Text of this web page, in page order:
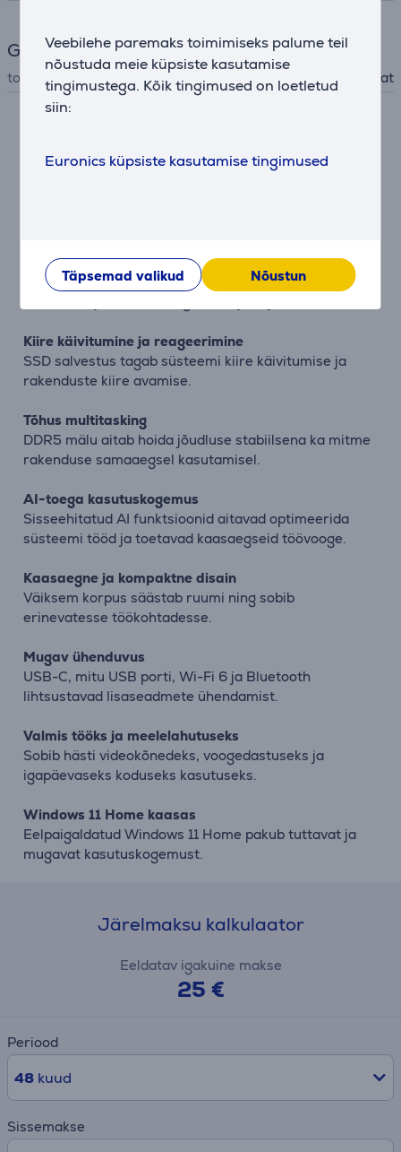
Veebilehe paremaks toimimiseks palume teil
nõustuda meie küpsiste kasutamise
tingimustega. Kõik tingimused on loetletud
siin:
Euronics küpsiste kasutamise tingimused
Täpsemad valikud Nõustun
Garantii
tootjagarantii 2 aastat
Sujuv töö igapäevastes ülesannetes
AMD Ryzen 5 protsessor hoiab veebilehitsemise,
Kiire käivitumine ja reageerimine
SSD salvestus tagab süsteemi kiire käivitumise ja
rakenduste kiire avamise.
Tõhus multitasking
DDR5 mälu aitab hoida jõudluse stabiilsena ka mitme
rakenduse samaaegsel kasutamisel.
AI-toega kasutuskogemus
Sisseehitatud AI funktsioonid aitavad optimeerida
süsteemi tööd ja toetavad kaasaegseid töövooge.
Kaasaegne ja kompaktne disain
Väiksem korpus säästab ruumi ning sobib
erinevatesse töökohtadesse.
Mugav ühenduvus
USB-C, mitu USB porti, Wi-Fi 6 ja Bluetooth
lihtsustavad lisaseadmete ühendamist.
Valmis tööks ja meelelahutuseks
Sobib hästi videokõnedeks, voogedastuseks ja
igapäevaseks koduseks kasutuseks.
Windows 11 Home kaasas
Eelpaigaldatud Windows 11 Home pakub tuttavat ja
mugavat kasutuskogemust.
Järelmaksu kalkulaator
Eeldatav igakuine makse
25 €
Periood
48kuud
Sissemakse